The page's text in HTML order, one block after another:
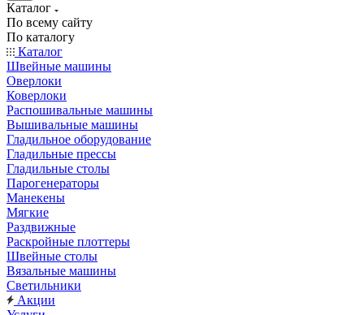
Каталог
По всему сайту
По каталогу
Каталог
Швейные машины
Оверлоки
Коверлоки
Распошивальные машины
Вышивальные машины
Гладильное оборудование
Гладильные прессы
Гладильные столы
Парогенераторы
Манекены
Мягкие
Раздвижные
Раскройные плоттеры
Швейные столы
Вязальные машины
Светильники
Акции